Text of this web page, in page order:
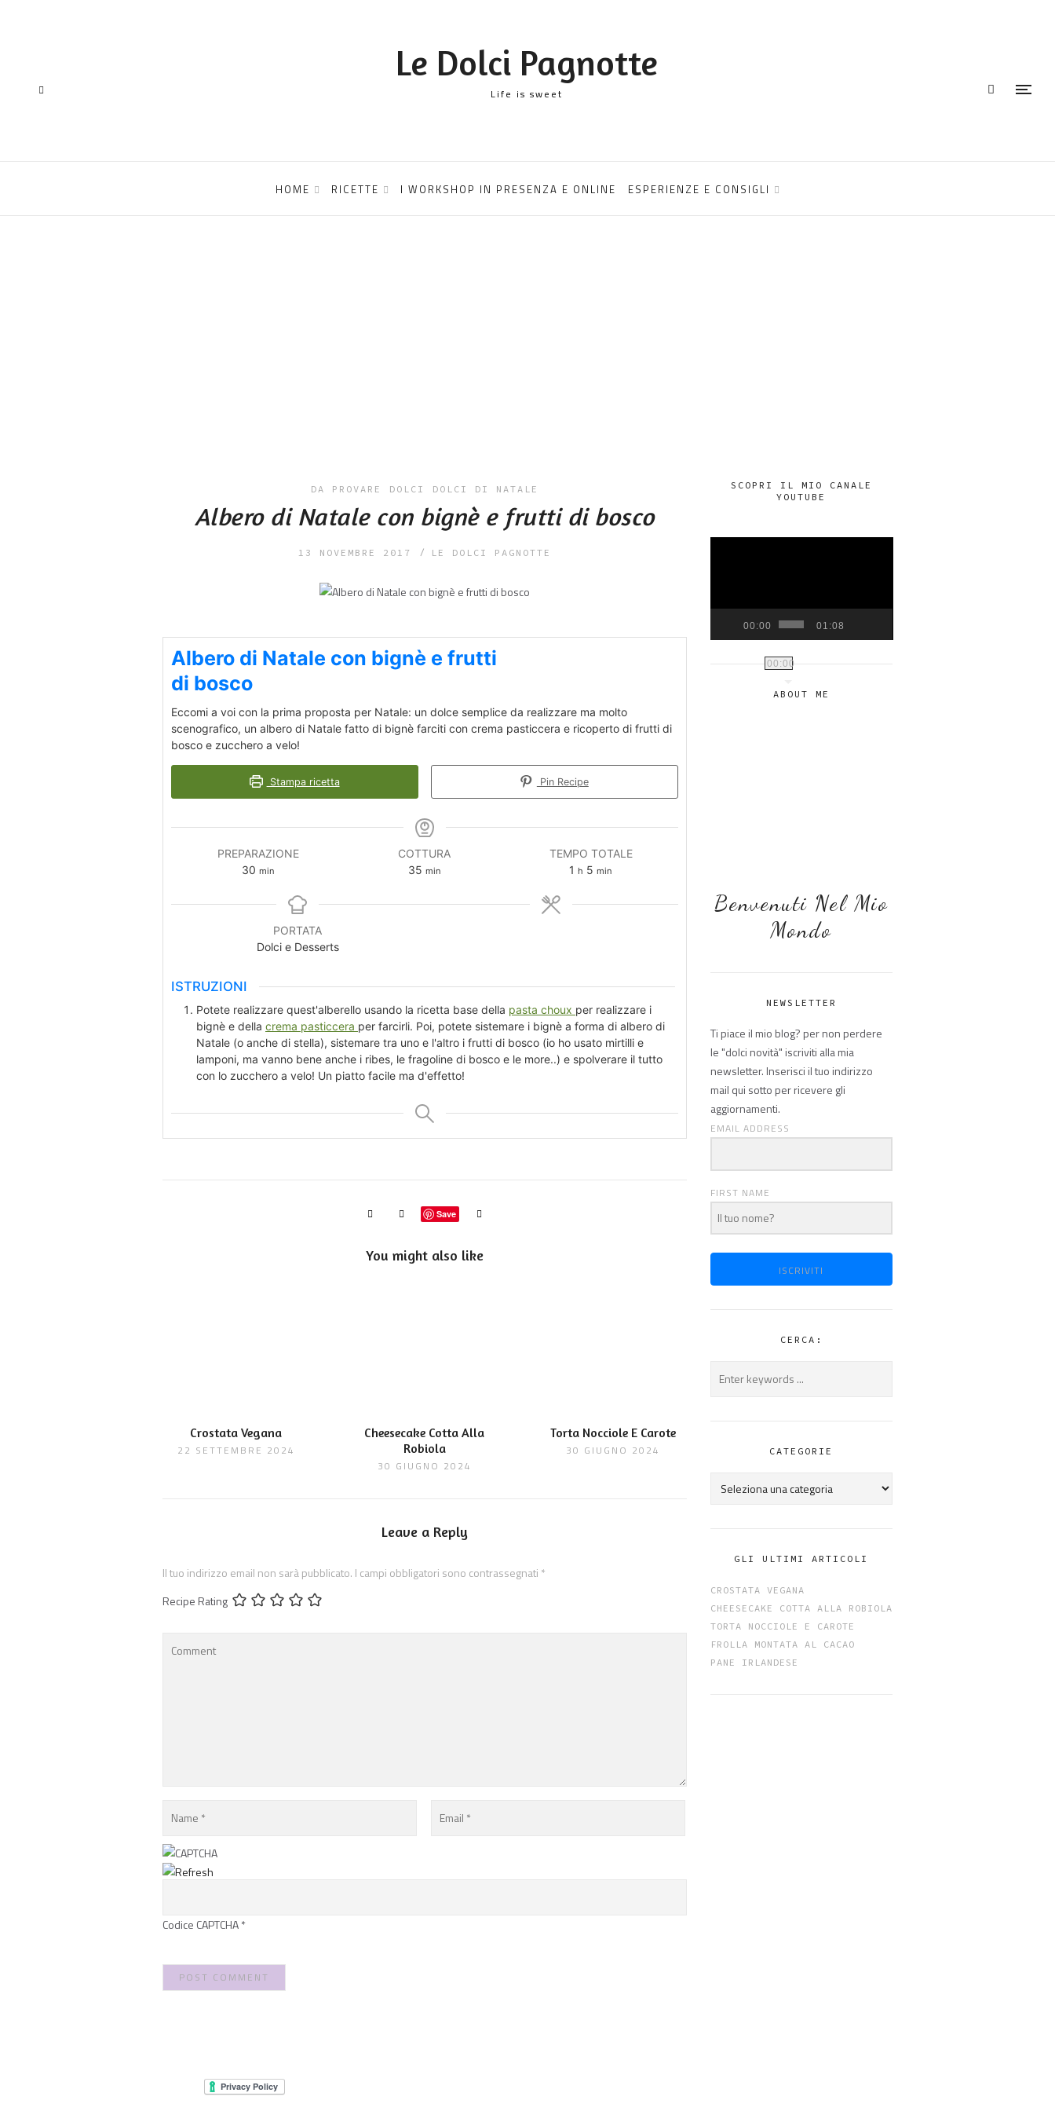
Le Dolci Pagnotte
Life is sweet
HOME RICETTE I WORKSHOP IN PRESENZA E ONLINE ESPERIENZE E CONSIGLI
DA PROVARE DOLCI DOLCI DI NATALE
Albero di Natale con bignè e frutti di bosco
13 NOVEMBRE 2017 LE DOLCI PAGNOTTE
Albero di Natale con bignè e frutti
di bosco
Eccomi a voi con la prima proposta per Natale: un dolce semplice da realizzare ma molto
scenografico, un albero di Natale fatto di bignè farciti con crema pasticcera e ricoperto di frutti di
bosco e zucchero a velo!
Stampa ricetta Pin Recipe
PREPARAZIONE
30minuti
min
COTTURA
35minuti
min
TEMPO TOTALE
1 ora
h 5 minuti
min
PORTATA
Dolci e Desserts
ISTRUZIONI
Potete realizzare quest'alberello usando la ricetta base della pasta choux per realizzare i
bignè e della crema pasticcera per farcirli. Poi, potete sistemare i bignè a forma di albero di
Natale (o anche di stella), sistemare tra uno e l'altro i frutti di bosco (io ho usato mirtilli e
lamponi, ma vanno bene anche i ribes, le fragoline di bosco e le more..) e spolverare il tutto
con lo zucchero a velo! Un piatto facile ma d'effetto!
Save
You might also like
Crostata Vegana
22 SETTEMBRE 2024
Cheesecake Cotta Alla
Robiola
30 GIUGNO 2024
Torta Nocciole E Carote
30 GIUGNO 2024
Leave a Reply
Il tuo indirizzo email non sarà pubblicato. I campi obbligatori sono contrassegnati *
Recipe Rating
Codice CAPTCHA*
SCOPRI IL MIO CANALE
YOUTUBE
VIDEO
00:00
00:00
01:08
ABOUT ME
Benvenuti Nel Mio
Mondo
NEWSLETTER
Ti piace il mio blog? per non perdere
le "dolci novità" iscriviti alla mia
newsletter. Inserisci il tuo indirizzo
mail qui sotto per ricevere gli
aggiornamenti.
EMAIL ADDRESS
FIRST NAME
ISCRIVITI
CERCA:
CATEGORIE
Categorie
GLI ULTIMI ARTICOLI
CROSTATA VEGANA
CHEESECAKE COTTA ALLA ROBIOLA
TORTA NOCCIOLE E CAROTE
FROLLA MONTATA AL CACAO
PANE IRLANDESE